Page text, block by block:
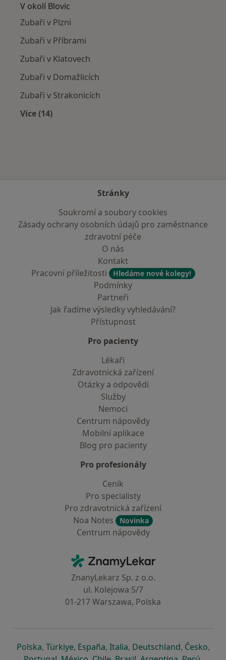
V okolí Blovic
Zubaři v Plzni
Zubaři v Příbrami
Zubaři v Klatovech
Zubaři v Domažlicích
Zubaři v Strakonicích
Více (14)
Stránky
Soukromí a soubory cookies
Zásady ochrany osobních údajů pro zaměstnance
zdravotní péče
O nás
Kontakt
Pracovní příležitosti
Hledáme nové kolegy!
Podmínky
Partneři
Jak řadíme výsledky vyhledávání?
Přístupnost
Pro pacienty
Lékaři
Zdravotnická zařízení
Otázky a odpovědi
Služby
Nemoci
Centrum nápovědy
Mobilní aplikace
Blog pro pacienty
Pro profesionály
Ceník
Pro specialisty
Pro zdravotnická zařízení
Noa Notes
Novinka
Centrum nápovědy
ZnamyLekar - Hlavní stránka
ZnanyLekarz Sp. z o.o.
ul. Kolejowa 5/7
01-217 Warszawa, Polska
Polskase otevře v nové záložce
, Türkiyese otevře v nové záložce
, Españase otevře v nové záložce
, Italiase otevře v nové záložce
, Deutschlandse otevře v
, Českose
,